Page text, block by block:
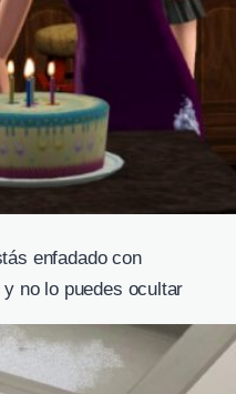
enfadado con
no lo puedes ocultar